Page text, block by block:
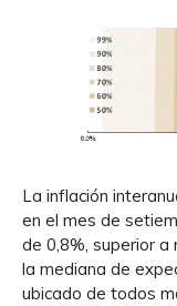
La inflación
en el mes de
de 0,8%, superior a
la mediana de
ubicado de todos